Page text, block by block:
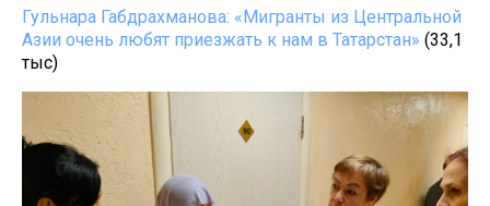
Гульнара Габдрахманова: «Мигранты из Центральной
Азии очень любят приезжать к нам в Татарстан» (33,1
тыс)